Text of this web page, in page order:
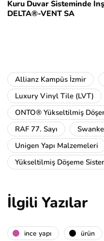
Kuru Duvar Sisteminde
DELTA®-VENT SA
Allianz Kampüs İzmir
Luxury Vinyl Tile (LVT)
ONTO® Yükseltilmiş
RAF 77. Sayı
Unigen Yapı Malzemeleri
Yükseltilmiş Döşeme
İlgili Yazılar
i̇nce yapı ürün